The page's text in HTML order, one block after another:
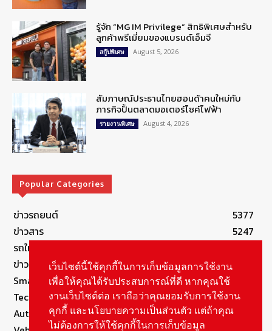
รู้จัก “MG IM Privilege” สิทธิพิเศษสำหรับ
ลูกค้าพรีเมี่ยมของแบรนด์เอ็มจี
สกู๊ปพิเศษ August 5, 2026
สัมภาษณ์ประธานไทยฮอนด้าคนใหม่กับ
ภารกิจปั้นตลาดมอเตอร์ไซค์ไฟฟ้า
รายงานพิเศษ August 4, 2026
Popular Categories
ข่าวรถยนต์
5377
ข่าวสาร
5247
รถใหม่
ข่าวประชาสัมพันธ์
Smart Life
Technology
Autolife Lifestyle
เว็บไซต์นี้ใช้คุกกี้ในการเก็บข้อมูลการใช้งาน
เพื่อให้คุณได้รับประสบการณ์ที่ดี หากคุณใช้
งานเว็บไซต์ต่อ เราถือว่าคุณยอมรับการใช้งาน
คุกกี้ และนโยบายความเป็นส่วนตัว แต่ถ้าคุณ
ไม่ต้องการให้ใช้คุกกี้ในการเก็บข้อมูล